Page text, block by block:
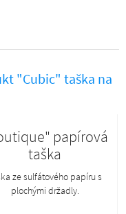
"Cubic" taška na
papírová
taška
ze sulfátového papíru s
plochými držadly.